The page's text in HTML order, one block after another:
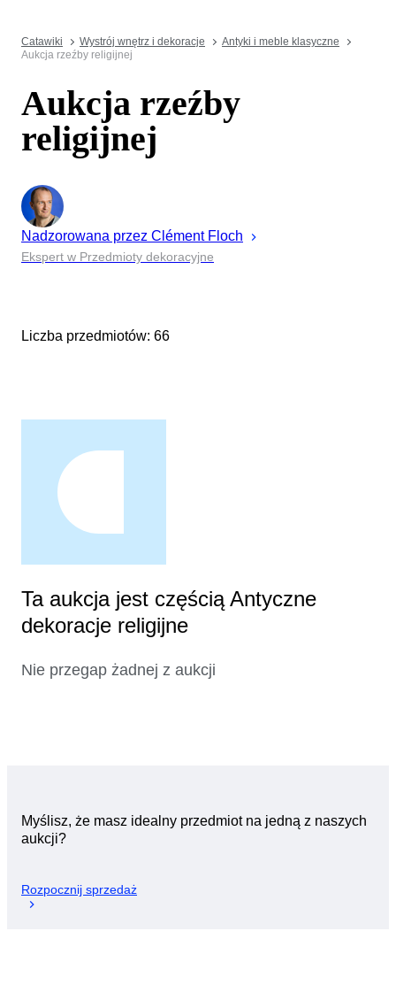
Catawiki Wystrój wnętrz i dekoracje
Antyki i meble klasyczne
Aukcja rzeźby religijnej
Aukcja rzeźby
religijnej
Nadzorowana przez Clément Floch
Ekspert w Przedmioty dekoracyjne
Liczba przedmiotów: 66
Ta aukcja jest częścią Antyczne
dekoracje religijne
Nie przegap żadnej z aukcji
Myślisz, że masz idealny przedmiot na jedną z naszych
aukcji?
Rozpocznij sprzedaż